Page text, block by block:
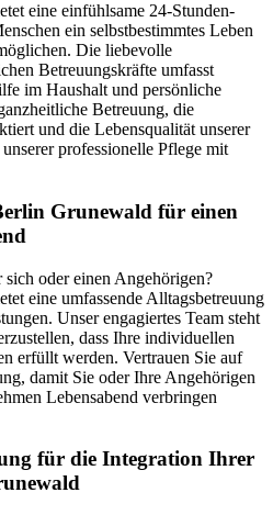
eine einfühlsame 24-Stunden-
ein selbstbestimmtes Leben
Die liebevolle
Betreuungskräfte umfasst
im Haushalt und persönliche
Betreuung, die
und die Lebensqualität unserer
professionelle Pflege mit
Grunewald für einen
oder einen Angehörigen?
eine umfassende Alltagsbetreuung
Unser engagiertes Team steht
dass Ihre individuellen
erfüllt werden. Vertrauen Sie auf
damit Sie oder Ihre Angehörigen
Lebensabend verbringen
für die Integration Ihrer